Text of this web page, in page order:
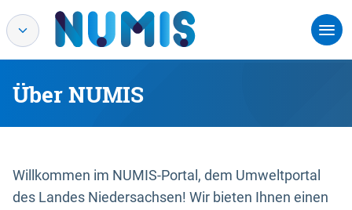
Über NUMIS
Willkommen im NUMIS-Portal, dem Umweltportal
des Landes Niedersachsen! Wir bieten Ihnen einen